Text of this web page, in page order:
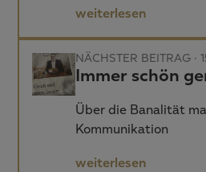
weiterlesen
NÄCHSTER BEITRAG ·
Immer schön
Über die Banalität
Kommunikation
weiterlesen